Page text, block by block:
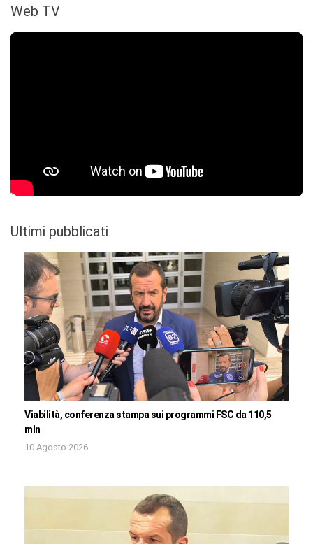
Web TV
Ultimi pubblicati
Viabilità, conferenza stampa sui programmi FSC da 110,5
mln
10 Agosto 2026